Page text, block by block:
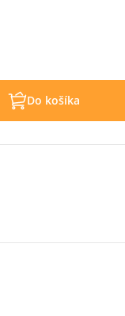
Do košíka